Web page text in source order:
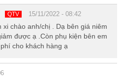
với các thao tác, nâng cao trải
QTV 15/11/2022 - 08:42
xi chào anh/chị . Dạ bên giá niêm
được ạ .Còn phụ kiện bên em
cho khách hàng ạ